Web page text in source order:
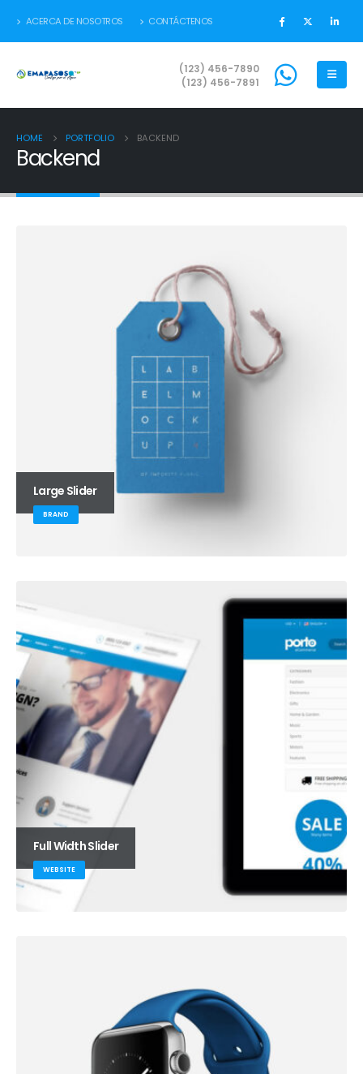
ACERCA DE NOSOTROS CONTÁCTENOS
(123) 456-7890
(123) 456-7891
HOME PORTFOLIO BACKEND
Backend
Large Slider
BRAND
Full Width Slider
WEBSITE